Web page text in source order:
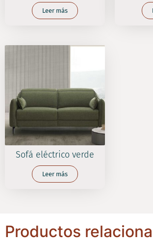
Leer más
Sofá eléctrico verde
Leer más
Productos